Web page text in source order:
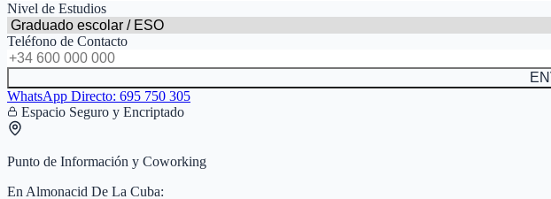
Nivel de Estudios
Teléfono de Contacto
WhatsApp Directo: 695 750 305
Espacio Seguro y Encriptado
Punto de Información y Coworking
En Almonacid De La Cuba: